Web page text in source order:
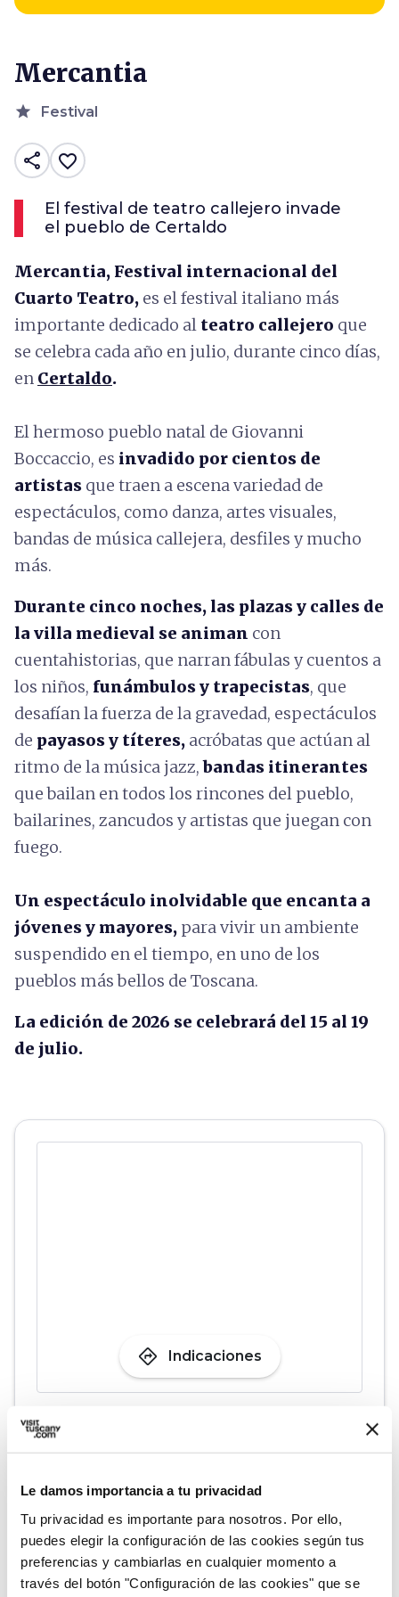
Le damos importancia a tu privacidad
Tu privacidad es importante para nosotros. Por ello,
puedes elegir la configuración de las cookies según tus
preferencias y cambiarlas en cualquier momento a
través del botón "Configuración de las cookies" que se
Mercantia
star Festival
share favorite_border
El festival de teatro callejero invade
el pueblo de Certaldo
Mercantia, Festival internacional del
Cuarto Teatro, es el festival italiano más
importante dedicado al teatro callejero que
se celebra cada año en julio, durante cinco días,
en Certaldo.
El hermoso pueblo natal de Giovanni
Boccaccio, es invadido por cientos de
artistas que traen a escena variedad de
espectáculos, como danza, artes visuales,
bandas de música callejera, desfiles y mucho
más.
Durante cinco noches, las plazas y calles de
la villa medieval se animan con
cuentahistorias, que narran fábulas y cuentos a
los niños, funámbulos y trapecistas, que
desafían la fuerza de la gravedad, espectáculos
de payasos y títeres, acróbatas que actúan al
ritmo de la música jazz,bandas itinerantes
que bailan en todos los rincones del pueblo,
bailarines, zancudos y artistas que juegan con
fuego.
Un espectáculo inolvidable que encanta a
jóvenes y mayores, para vivir un ambiente
suspendido en el tiempo, en uno de los
pueblos más bellos de Toscana.
La edición de 2026 se celebrará del 15 al 19
de julio.
directions Indicaciones
Informaciones
Certaldo
Italia
schedule Cuándo
Julio